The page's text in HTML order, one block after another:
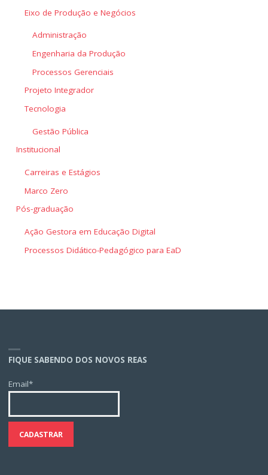
Eixo de Produção e Negócios
Administração
Engenharia da Produção
Processos Gerenciais
Projeto Integrador
Tecnologia
Gestão Pública
Institucional
Carreiras e Estágios
Marco Zero
Pós-graduação
Ação Gestora em Educação Digital
Processos Didático-Pedagógico para EaD
FIQUE SABENDO DOS NOVOS REAS
Email*